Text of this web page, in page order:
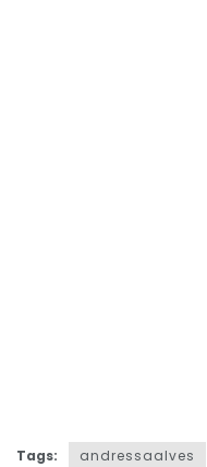
Tags: andressaalves